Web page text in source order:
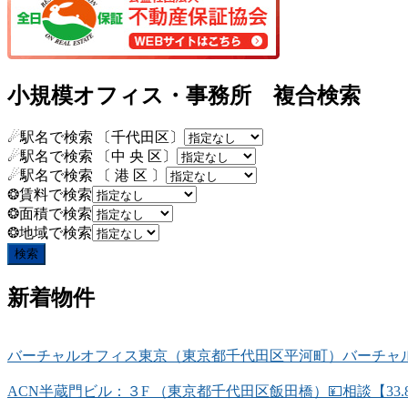
小規模オフィス・事務所 複合検索
☄駅名で検索 〔千代田区〕
☄駅名で検索 〔中 央 区〕
☄駅名で検索 〔 港 区 〕
❂賃料で検索
❂面積で検索
❂地域で検索
新着物件
バーチャルオフィス東京（東京都千代田区平河町）バー
ACN半蔵門ビル：３F （東京都千代田区飯田橋）💴相談